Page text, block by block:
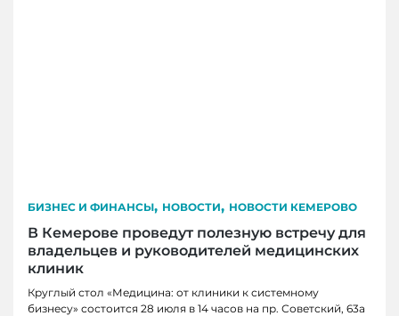
БИЗНЕС И ФИНАНСЫ, НОВОСТИ, НОВОСТИ КЕМЕРОВО
В Кемерове проведут полезную встречу для
владельцев и руководителей медицинских
клиник
Круглый стол «Медицина: от клиники к системному
бизнесу» состоится 28 июля в 14 часов на пр. Советский, 63а